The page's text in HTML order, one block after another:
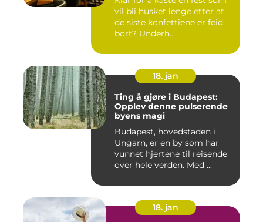
vil bli husket lenge etter at
de siste konfettiene er feid
bort? Underh...
18. jan
Ting å gjøre i Budapest:
Opplev denne pulserende
byens magi
Budapest, hovedstaden i
Ungarn, er en by som har
vunnet hjertene til reisende
over hele verden. Med ...
18. jan